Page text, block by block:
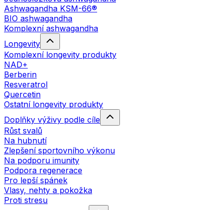
Ashwagandha KSM-66®
BIO ashwagandha
Komplexní ashwagandha
Longevity
Komplexní longevity produkty
NAD+
Berberin
Resveratrol
Quercetin
Ostatní longevity produkty
Doplňky výživy podle cíle
Růst svalů
Na hubnutí
Zlepšení sportovního výkonu
Na podporu imunity
Podpora regenerace
Pro lepší spánek
Vlasy, nehty a pokožka
Proti stresu